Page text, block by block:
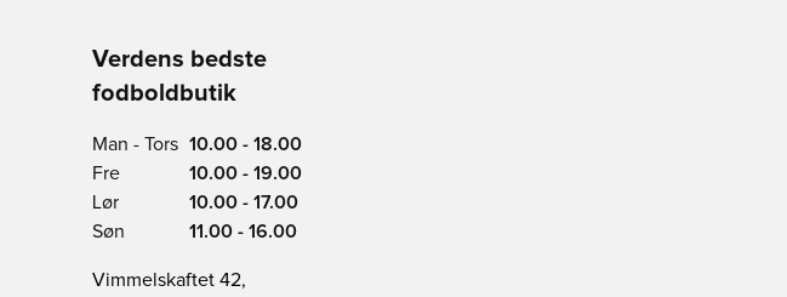
Verdens bedste
fodboldbutik
Man - Tors 10.00 - 18.00
Fre
10.00 - 19.00
Lør
10.00 - 17.00
Søn
11.00 - 16.00
Vimmelskaftet 42,